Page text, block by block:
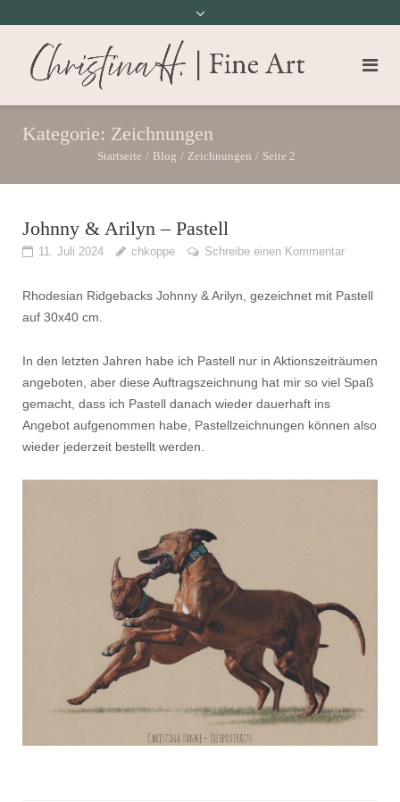
Kategorie: Zeichnungen
Startseite / Blog / Zeichnungen / Seite 2
Johnny & Arilyn – Pastell
11. Juli 2024 chkoppe Schreibe einen Kommentar
Rhodesian Ridgebacks Johnny & Arilyn, gezeichnet mit Pastell
auf 30x40 cm.
In den letzten Jahren habe ich Pastell nur in Aktionszeiträumen
angeboten, aber diese Auftragszeichnung hat mir so viel Spaß
gemacht, dass ich Pastell danach wieder dauerhaft ins
Angebot aufgenommen habe, Pastellzeichnungen können also
wieder jederzeit bestellt werden.